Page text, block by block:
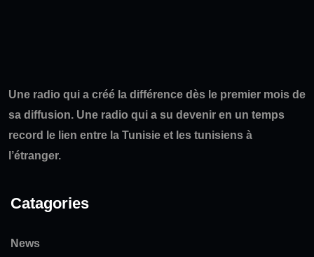
Une radio qui a créé la différence dès le premier mois de
sa diffusion. Une radio qui a su devenir en un temps
record le lien entre la Tunisie et les tunisiens à
l’étranger.
Catagories
News